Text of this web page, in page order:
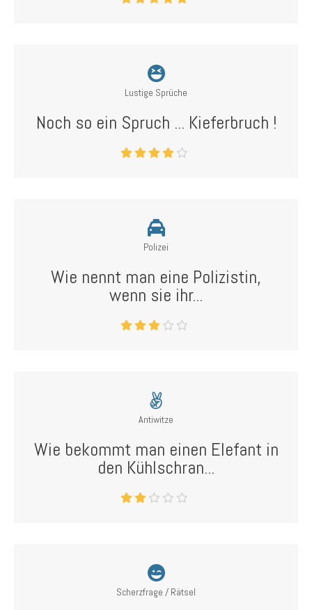
Lustige Sprüche
Noch so ein Spruch ... Kieferbruch !
Polizei
Wie nennt man eine Polizistin,
wenn sie ihr...
Antiwitze
Wie bekommt man einen Elefant in
den Kühlschran...
Scherzfrage / Rätsel